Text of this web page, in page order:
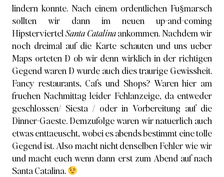
lindern konnte. Nach einem ordentlichen Fu§marsch
sollten wir dann im neuen up-and-coming
HipsterviertelSanta Catalinaankommen. Nachdem wir
noch dreimal auf die Karte schauten und uns ueber
Maps orteten Ð ob wir denn wirklich in der richtigen
Gegend waren Ð wurde auch dies traurige Gewissheit.
Fancy restaurants, Cafs und Shops? Waren hier am
fruehen Nachmittag leider Fehlanzeige, da entweder
geschlossen/ Siesta / oder in Vorbereitung auf die
Dinner-Gaeste. Demzufolge waren wir natuerlich auch
etwas enttaeuscht, wobei es abends bestimmt eine tolle
Gegend ist. Also macht nicht denselben Fehler wie wir
und macht euch wenn dann erst zum Abend auf nach
Santa Catalina.